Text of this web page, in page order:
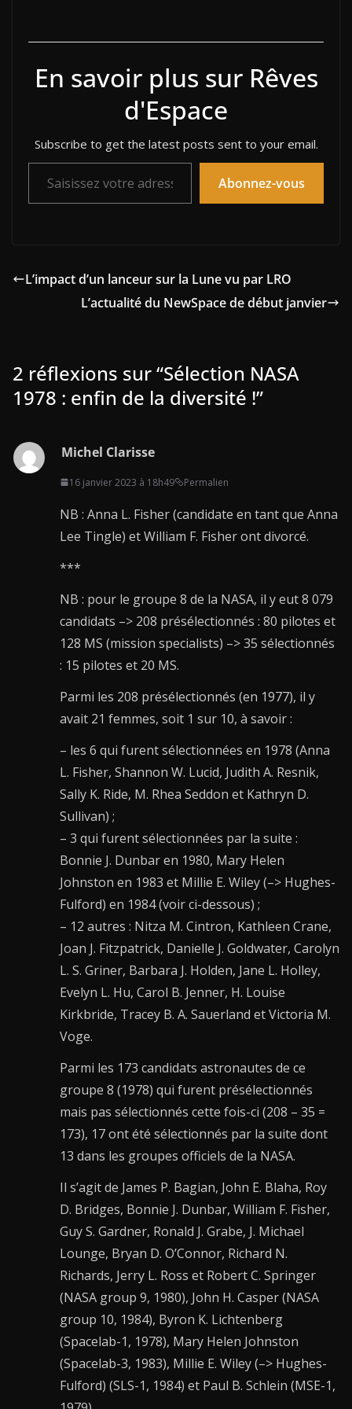
En savoir plus sur Rêves
d'Espace
Subscribe to get the latest posts sent to your email.
Saisissez votre adresse e-mail…
Abonnez-vous
L’impact d’un lanceur sur la Lune vu par LRO
L’actualité du NewSpace de début janvier
2 réflexions sur “Sélection NASA
1978 : enfin de la diversité !”
Michel Clarisse
16 janvier 2023 à 18h49 Permalien
NB : Anna L. Fisher (candidate en tant que Anna
Lee Tingle) et William F. Fisher ont divorcé.
***
NB : pour le groupe 8 de la NASA, il y eut 8 079
candidats –> 208 présélectionnés : 80 pilotes et
128 MS (mission specialists) –> 35 sélectionnés
: 15 pilotes et 20 MS.
Parmi les 208 présélectionnés (en 1977), il y
avait 21 femmes, soit 1 sur 10, à savoir :
– les 6 qui furent sélectionnées en 1978 (Anna
L. Fisher, Shannon W. Lucid, Judith A. Resnik,
Sally K. Ride, M. Rhea Seddon et Kathryn D.
Sullivan) ;
– 3 qui furent sélectionnées par la suite :
Bonnie J. Dunbar en 1980, Mary Helen
Johnston en 1983 et Millie E. Wiley (–> Hughes-
Fulford) en 1984 (voir ci-dessous) ;
– 12 autres : Nitza M. Cintron, Kathleen Crane,
Joan J. Fitzpatrick, Danielle J. Goldwater, Carolyn
L. S. Griner, Barbara J. Holden, Jane L. Holley,
Evelyn L. Hu, Carol B. Jenner, H. Louise
Kirkbride, Tracey B. A. Sauerland et Victoria M.
Voge.
Parmi les 173 candidats astronautes de ce
groupe 8 (1978) qui furent présélectionnés
mais pas sélectionnés cette fois-ci (208 – 35 =
173), 17 ont été sélectionnés par la suite dont
13 dans les groupes officiels de la NASA.
Il s’agit de James P. Bagian, John E. Blaha, Roy
D. Bridges, Bonnie J. Dunbar, William F. Fisher,
Guy S. Gardner, Ronald J. Grabe, J. Michael
Lounge, Bryan D. O’Connor, Richard N.
Richards, Jerry L. Ross et Robert C. Springer
(NASA group 9, 1980), John H. Casper (NASA
group 10, 1984), Byron K. Lichtenberg
(Spacelab-1, 1978), Mary Helen Johnston
(Spacelab-3, 1983), Millie E. Wiley (–> Hughes-
Fulford) (SLS-1, 1984) et Paul B. Schlein (MSE-1,